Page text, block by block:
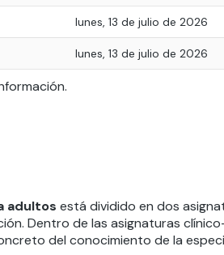
lunes, 13 de julio de 2026
lunes, 13 de julio de 2026
adultos está dividido en dos
Dentro de las asignaturas
del conocimiento de la